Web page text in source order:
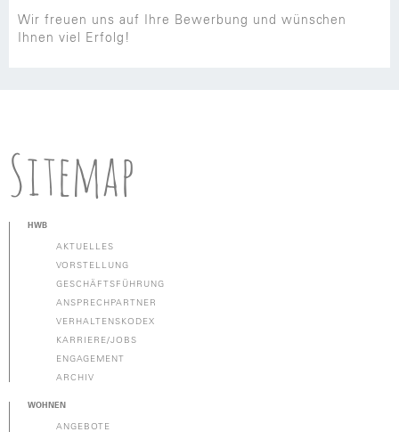
Wir freuen uns auf Ihre Bewerbung und wünschen
Ihnen viel Erfolg!
Sitemap
HWB
AKTUELLES
VORSTELLUNG
GESCHÄFTSFÜHRUNG
ANSPRECHPARTNER
VERHALTENSKODEX
KARRIERE/JOBS
ENGAGEMENT
ARCHIV
WOHNEN
ANGEBOTE